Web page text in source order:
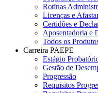
Rotinas
Licenças e
Certidões e
Aposentadoria e
Todos os
Carreira PAEPE
Estágio
Gestão de
Progressão
Requisitos